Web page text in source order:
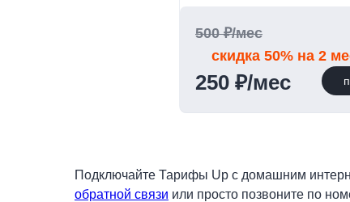
250 ₽/мес
500 ₽/мес
скидка 50% на 2
Подключайте Тарифы Up с домашним
обратной связи или просто позвоните по